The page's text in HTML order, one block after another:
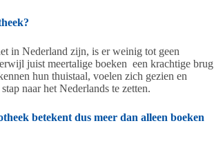
in Nederland zijn, is er weinig tot geen
juist meertalige boeken een krachtige brug
hun thuistaal, voelen zich gezien en
naar het Nederlands te zetten.
betekent dus meer dan alleen boeken